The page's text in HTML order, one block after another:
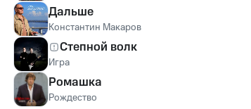
Дальше
Константин Макаров
Степной волк
Игра
Ромашка
Рождество